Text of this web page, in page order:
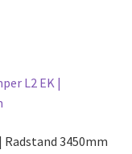
Radstand 3450mm